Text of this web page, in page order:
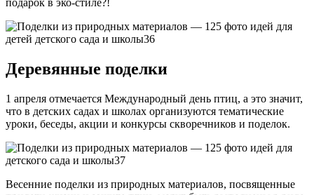
подарок в эко-стиле?!
Деревянные поделки
1 апреля отмечается Международный день птиц, а это значит,
что в детских садах и школах организуются тематические
уроки, беседы, акции и конкурсы скворечников и поделок.
Весенние поделки из природных материалов, посвященные